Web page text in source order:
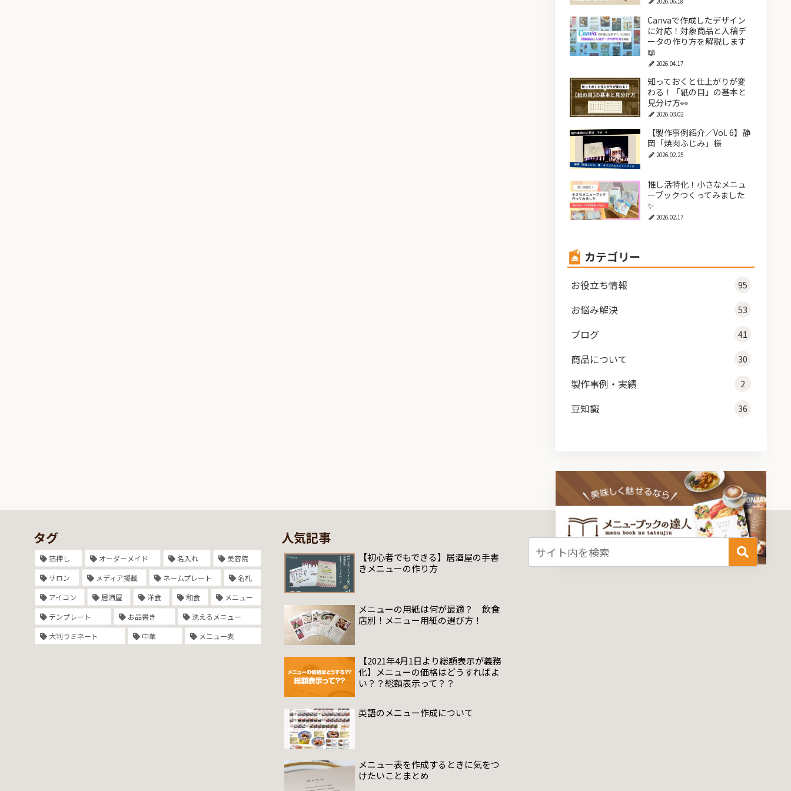
Canvaで作成したデザイン
に対応！対象商品と入稿デ
ータの作り方を解説します
📖
2026.04.17
知っておくと仕上がりが変
わる！「紙の目」の基本と
見分け方👀
2026.03.02
【製作事例紹介／Vol. 6】静
岡「焼肉ふじみ」様
2026.02.25
推し活特化！小さなメニュ
ーブックつくってみました
✨
2026.02.17
カテゴリー
お役立ち情報 95
お悩み解決 53
ブログ 41
商品について 30
製作事例・実績 2
豆知識 36
タグ
箔押し オーダーメイド 名入れ
美容院
サロン
メディア掲載 ネームプレート
名札
アイコン
居酒屋 洋食 和食
メニュー
テンプレート
お品書き
洗えるメニュー
大判ラミネート
中華 メニュー表
人気記事
【初心者でもできる】居酒屋の手書
きメニューの作り方
メニューの用紙は何が最適？ 飲食
店別！メニュー用紙の選び方！
【2021年4月1日より総額表示が義務
化】メニューの価格はどうすればよ
い？？総額表示って？？
英語のメニュー作成について
メニュー表を作成するときに気をつ
けたいことまとめ